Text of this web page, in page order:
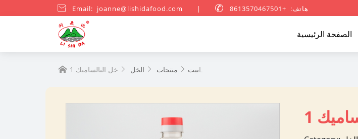
 Email: joanne@lishidafood.com |  هاتف: +8613570467501
الصفحة الرئيسية
 بيت  منتجات  الخل  خل البالساميك 1L